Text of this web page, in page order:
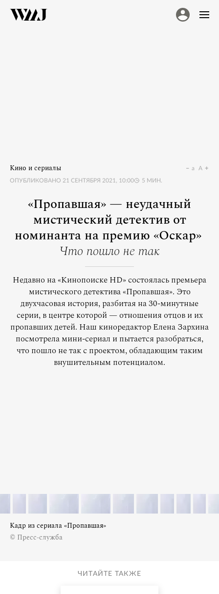
Кино и сериалы
ОПУБЛИКОВАНО 21 СЕНТЯБРЯ 2021, 10:00 5 МИН.
a A
«Пропавшая» — неудачный
мистический детектив от
номинанта на премию «Оскар»
Что пошло не так
Недавно на «Кинопоиске HD» состоялась премьера
мистического детектива «Пропавшая». Это
двухчасовая история, разбитая на 30-минутные
серии, в центре которой — отношения отцов и их
пропавших детей. Наш киноредактор Елена Зархина
посмотрела мини-сериал и пытается разобраться,
что пошло не так с проектом, обладающим таким
внушительным потенциалом.
Кадр из сериала «Пропавшая»
© Пресс-служба
ЧИТАЙТЕ ТАКЖЕ